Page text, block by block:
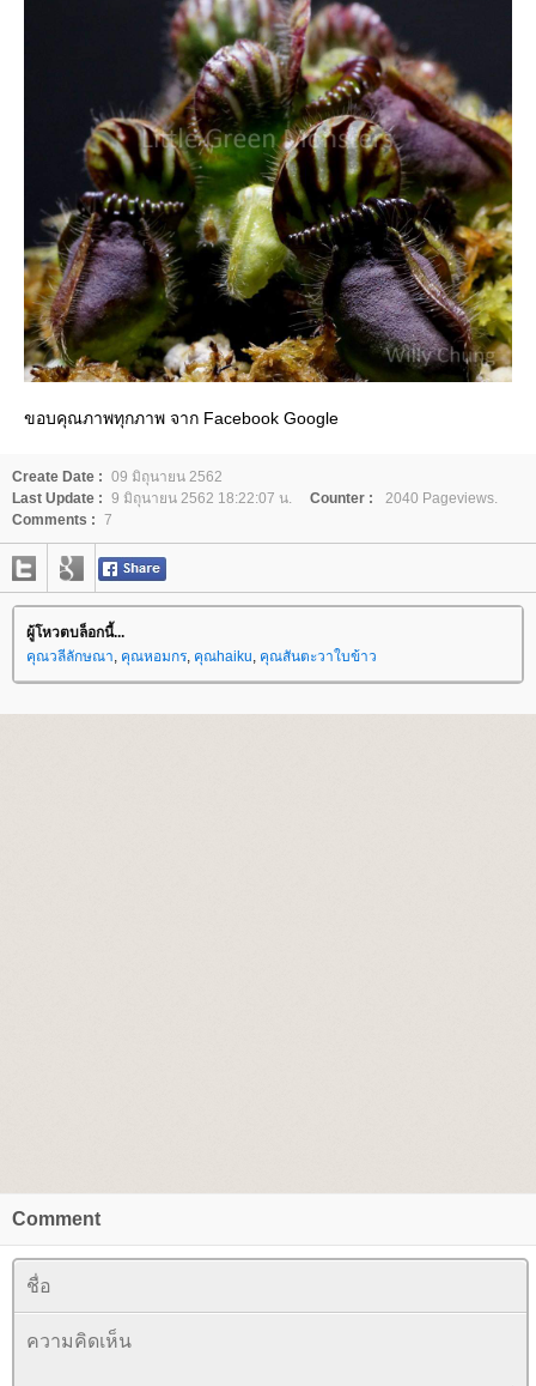
ขอบคุณภาพทุกภาพ จาก Facebook Google
Create Date : 09 มิถุนายน 2562
Last Update : 9 มิถุนายน 2562 18:22:07 น. Counter :
2040 Pageviews.
Comments : 7
ผู้โหวตบล็อกนี้...
คุณวลีลักษณา คุณหอมกร คุณhaiku คุณสันตะวาใบข้าว
Comment